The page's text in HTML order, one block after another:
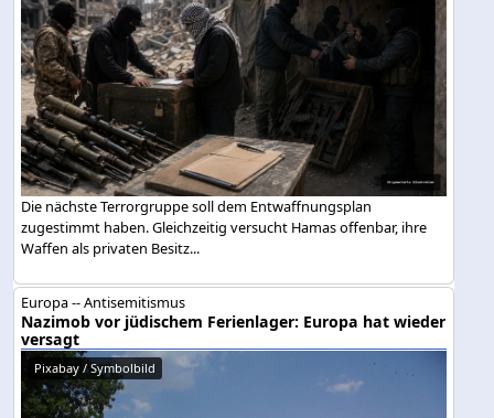
Die nächste Terrorgruppe soll dem Entwaffnungsplan
zugestimmt haben. Gleichzeitig versucht Hamas offenbar, ihre
Waffen als privaten Besitz...
Europa -- Antisemitismus
Nazimob vor jüdischem Ferienlager: Europa hat wieder
versagt
Pixabay / Symbolbild